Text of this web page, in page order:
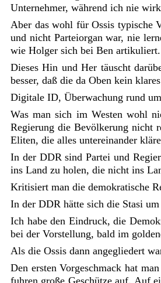
Unternehmer, während ich nie
Aber das wohl für Ossis typische
und nicht Parteiorgan war, nie
wie Holger sich bei Ben artikuliert.
Dieses Hin und Her täuscht
besser, daß die da Oben kein
Digitale ID, Überwachung rund
Was man sich im Westen wohl
Regierung die Bevölkerung nicht
Eliten, die alles untereinander
In der DDR sind Partei und
ins Land zu holen, die nicht ins
Kritisiert man die demokratische
In der DDR hätte sich die Stasi
Ich habe den Eindruck, die
bei der Vorstellung, bald im
Als die Ossis dann angegliedert
Den ersten Vorgeschmack hat